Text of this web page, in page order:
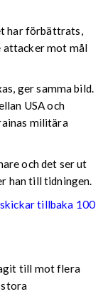
har förbättrats,
attacker mot mål
ger samma bild.
USA och
militära
och det ser ut
han till tidningen.
tillbaka 100
till mot flera
stora